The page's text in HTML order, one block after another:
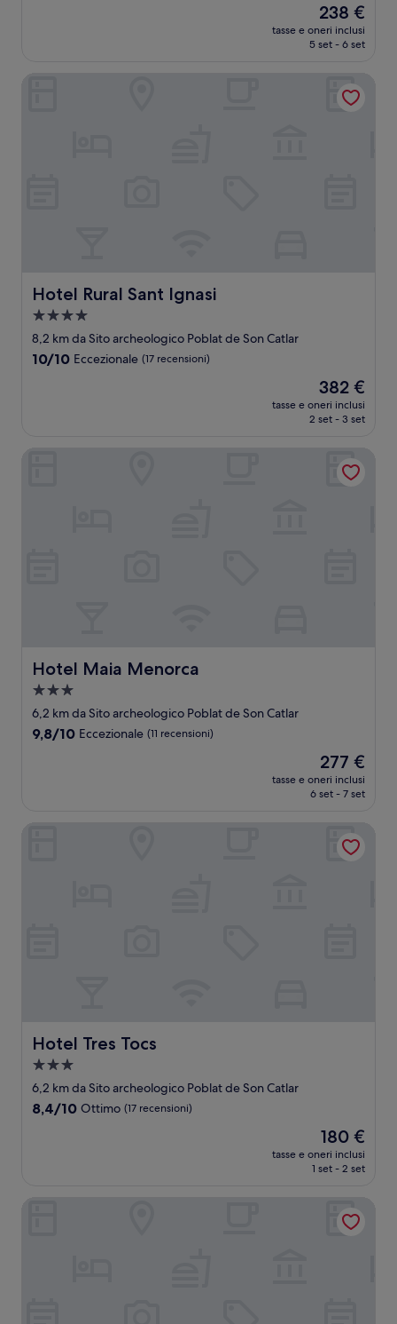
Il
prezzo
attuale
238 €
238 €
tasse e oneri inclusi
5 set - 6 set
Hotel Rural Sant Ignasi
Hotel Rural Sant Ignasi
Struttura
a
4.0
8,2 km da Sito archeologico Poblat de Son Catlar
10.0
10/10 Eccezionale (17 recensioni)
Il
prezzo
attuale
382 €
382 €
tasse e oneri inclusi
2 set - 3 set
Hotel Maia Menorca
Hotel Maia Menorca
Struttura
a
3.0
6,2 km da Sito archeologico Poblat de Son Catlar
9.8
9,8/10 Eccezionale (11 recensioni)
Il
prezzo
attuale
277 €
277 €
tasse e oneri inclusi
6 set - 7 set
Hotel Tres Tocs
Hotel Tres Tocs
Struttura
a
3.0
6,2 km da Sito archeologico Poblat de Son Catlar
8.4
8,4/10 Ottimo (17 recensioni)
Il
prezzo
attuale
180 €
180 €
tasse e oneri inclusi
1 set - 2 set